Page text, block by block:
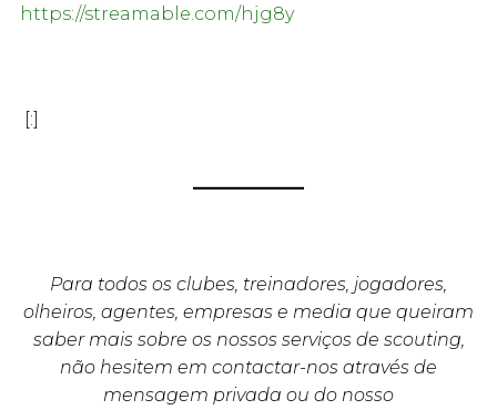
https://streamable.com/hjg8y
[:]
Para todos os clubes, treinadores, jogadores,
olheiros, agentes, empresas e media que queiram
saber mais sobre os nossos serviços de scouting,
não hesitem em contactar-nos através de
mensagem privada ou do nosso